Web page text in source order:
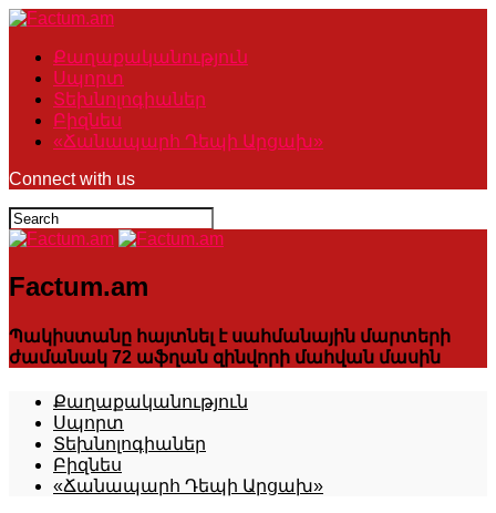
Քաղաքականություն
Սպորտ
Տեխնոլոգիաներ
Բիզնես
«Ճանապարհ Դեպի Արցախ»
Connect with us
Factum.am
Պակիստանը հայտնել է սահմանային մարտերի
ժամանակ 72 աֆղան զինվորի մահվան մասին
Քաղաքականություն
Սպորտ
Տեխնոլոգիաներ
Բիզնես
«Ճանապարհ Դեպի Արցախ»